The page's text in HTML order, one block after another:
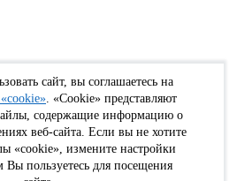
персональных данных
Youtube Rutube
сайт, вы соглашаетесь на
. «Cookie» представляют
содержащие информацию о
веб-сайта. Если вы не хотите
«cookie», измените настройки
Вы пользуетесь для посещения